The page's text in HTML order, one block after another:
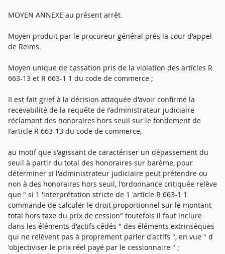
MOYEN ANNEXE au présent arrêt.
Moyen produit par le procureur général près la cour d'appel
de Reims.
Moyen unique de cassation pris de la violation des articles R
663-13 et R 663-1 1 du code de commerce ;
II est fait grief à la décision attaquée d'avoir confirmé la
recevabilité de la requête de I'administrateur judiciaire
réclamant des honoraires hors seuil sur le fondement de
I'article R 663-13 du code de commerce,
au motif que s'agissant de caractériser un dépassement du
seuil à partir du total des honoraires sur barème, pour
déterminer si l'administrateur judiciaire peut prétendre ou
non à des honoraires hors seuil, l'ordonnance critiquée relève
que " si 1 'interprétation stricte de 1 'article R 663-1 1
commande de calculer le droit proportionnel sur le montant
total hors taxe du prix de cession" toutefois il faut inclure
dans les éléments d'actifs cédés " des éléments extrinsèques
qui ne relèvent pas à proprement parler d'actifs ", en vue " d
'objectiviser le prix réel payé par le cessionnaire " ;